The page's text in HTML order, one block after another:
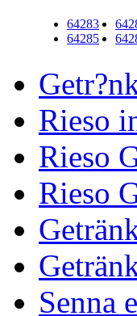
64283
64285
Rieso
Rieso
Rieso
Senna